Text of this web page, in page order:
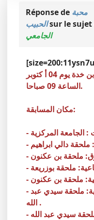
Réponse de محبة
الحبيبsur le sujet
الجامعي
جامعة الجزائر بن يوسف بن خدة يوم 04 أ كتوبر
الساعة 09 صباحا.
مكان المسابقة:
: الجامعة المركزية
ملحقة دالي ابراهيم
ملحقة بن عكنون
- معهد التربية البدنية و الرياضية: ملحقة سيدي عبد
الله .